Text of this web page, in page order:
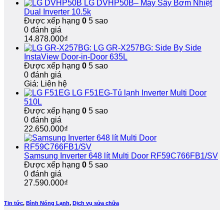
HànhChóng,
nhà,
LG DVHP50B– Máy Sấy Bơm Nhiệt
Dual Inverter 10.5k
Được xếp hạng 0 5 sao
0 đánh giá
14.878.000₫
LG GR-X257BG: Side By Side
InstaView Door-in-Door 635L
Được xếp hạng 0 5 sao
0 đánh giá
Giá: Liên hệ
LG F51EG-Tủ lạnh Inverter Multi Door
510L
Được xếp hạng 0 5 sao
0 đánh giá
22.650.000₫
Samsung Inverter 648 lít Multi Door RF59C766FB1/SV
Được xếp hạng 0 5 sao
0 đánh giá
27.590.000₫
Tin tức, Bình Nóng Lạnh, Dịch vụ sửa chữa